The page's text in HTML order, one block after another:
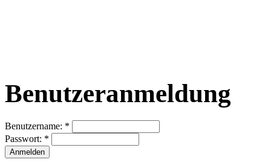
Benutzeranmeldung
Benutzername: *
Passwort: *